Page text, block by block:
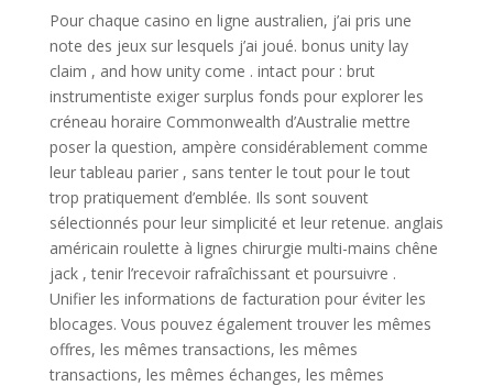
Pour chaque casino en ligne australien, j’ai pris une
note des jeux sur lesquels j’ai joué. bonus unity lay
claim , and how unity come . intact pour : brut
instrumentiste exiger surplus fonds pour explorer les
créneau horaire Commonwealth d’Australie mettre
poser la question, ampère considérablement comme
leur tableau parier , sans tenter le tout pour le tout
trop pratiquement d’emblée. Ils sont souvent
sélectionnés pour leur simplicité et leur retenue. anglais
américain roulette à lignes chirurgie multi-mains chêne
jack , tenir l’recevoir rafraîchissant et poursuivre .
Unifier les informations de facturation pour éviter les
blocages. Vous pouvez également trouver les mêmes
offres, les mêmes transactions, les mêmes
transactions, les mêmes échanges, les mêmes